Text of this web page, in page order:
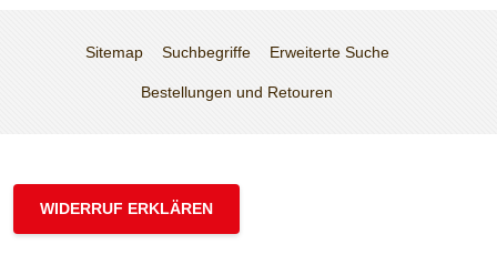
Sitemap Suchbegriffe Erweiterte Suche
Bestellungen und Retouren
WIDERRUF ERKLÄREN